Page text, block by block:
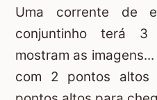
Uma corrente de
conjuntinho terá
mostram as
com 2 pontos